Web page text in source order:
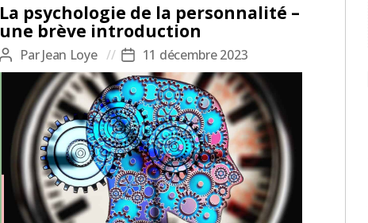
La psychologie de la personnalité –
une brève introduction
Auteur
de
l’article
ParJean Loye
Date
de
l’article
11 décembre 2023